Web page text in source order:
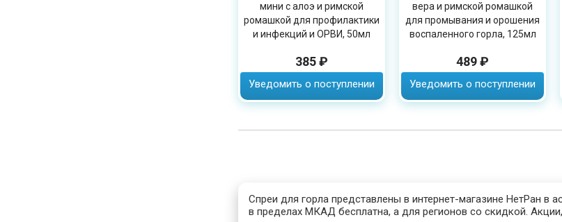
мини с алоэ и римской
ромашкой для профилактики
и инфекций и ОРВИ, 50мл
385 ₽
Уведомить о поступлении
вера и римской ромашкой
для промывания и орошения
воспаленного горла, 125мл
489 ₽
Уведомить о поступлении
Спреи для горла представлены в интернет-магазине НетРан в
в пределах МКАД бесплатна, а для регионов со скидкой.